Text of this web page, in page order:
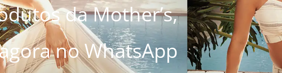
da Mother’s,
no WhatsApp